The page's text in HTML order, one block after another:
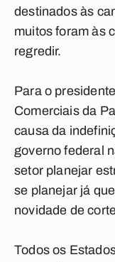
destinados às
muitos foram às
regredir.
Para o
Comerciais da
causa da
governo federal
setor planejar
se planejar já
novidade de
Todos os